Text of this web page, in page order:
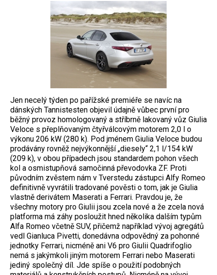
Jen necelý týden po pařížské premiéře se navíc na
dánských Tannistesten objevil údajně vůbec první pro
běžný provoz homologovaný a stříbrně lakovaný vůz Giulia
Veloce s přeplňovaným čtyřválcovým motorem 2,0 l o
výkonu 206 kW (280 k). Pod jménem Giulia Veloce budou
prodávány rovněž nejvýkonnější „diesely“ 2,1 l/154 kW
(209 k), v obou případech jsou standardem pohon všech
kol a osmistupňová samočinná převodovka ZF. Proti
původním zvěstem nám v Tverstedu zástupci Alfy Romeo
definitivně vyvrátili tradované pověsti o tom, jak je Giulia
vlastně derivátem Maserati a Ferrari. Pravdou je, že
všechny motory pro Giulii jsou zcela nové a že zcela nová
platforma má záhy posloužit hned několika dalším typům
Alfa Romeo včetně SUV, přičemž například vývoj agregátů
vedl Gianluca Pivetti, donedávna odpovědný za pohonné
jednotky Ferrari, nicméně ani V6 pro Giulii Quadrifoglio
nemá s jakýmkoli jiným motorem Ferrari nebo Maserati
jediný společný díl. Jde spíše o použití podobných